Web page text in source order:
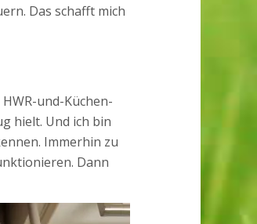
Das schafft mich
und-Küchen-
hielt. Und ich bin
Immerhin zu
Dann